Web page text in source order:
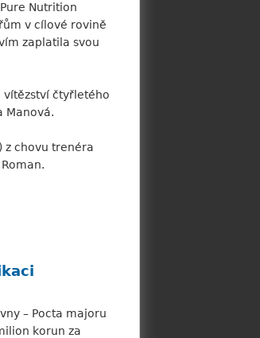
Nutrition
v cílové rovině
zaplatila svou
čtyřletého
Manová.
z chovu trenéra
– Pocta majoru
korun za